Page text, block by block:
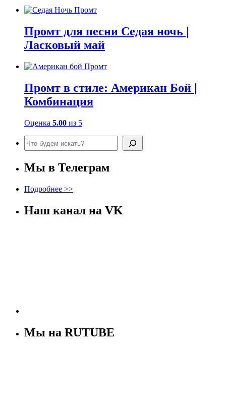
Промт для песни Седая ночь |
Ласковый май
Промт в стиле: Американ Бой |
Комбинация
Оценка 5.00 из 5
Поиск
Мы в Телеграм
Подробнее >>
Наш канал на VK
Мы на RUTUBE